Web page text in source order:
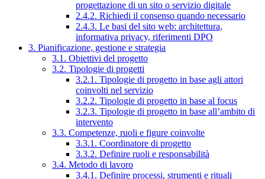
progettazione di un sito o servizio digitale
2.4.2. Richiedi il consenso quando necessario
2.4.3. Le basi del sito web: architettura,
informativa privacy, riferimenti DPO
3. Pianificazione, gestione e strategia
3.1. Obiettivi del progetto
3.2. Tipologie di progetti
3.2.1. Tipologie di progetto in base agli attori
coinvolti nel servizio
3.2.2. Tipologie di progetto in base al focus
3.2.3. Tipologie di progetto in base all’ambito di
intervento
3.3. Competenze, ruoli e figure coinvolte
3.3.1. Coordinatore di progetto
3.3.2. Definire ruoli e responsabilità
3.4. Metodo di lavoro
3.4.1. Definire processi, strumenti e rituali